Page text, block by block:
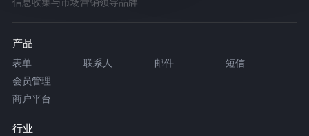
产品
表单 联系人 邮件
短信
会员管理
商户平台
行业